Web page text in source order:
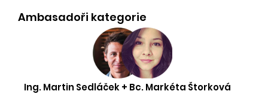
Ambasadoři kategorie
Ing. Martin Sedláček + Bc. Markéta Štorková